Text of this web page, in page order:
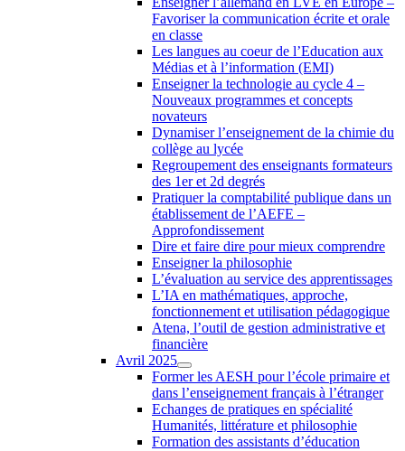
Favoriser la communication écrite et orale
en classe
Les langues au coeur de l’Education aux
Médias et à l’information (EMI)
Enseigner la technologie au cycle 4 –
Nouveaux programmes et concepts
novateurs
Dynamiser l’enseignement de la chimie du
collège au lycée
Regroupement des enseignants formateurs
des 1er et 2d degrés
Pratiquer la comptabilité publique dans un
établissement de l’AEFE –
Approfondissement
Dire et faire dire pour mieux comprendre
Enseigner la philosophie
L’évaluation au service des apprentissages
L’IA en mathématiques, approche,
fonctionnement et utilisation pédagogique
Atena, l’outil de gestion administrative et
financière
Avril 2025
Former les AESH pour l’école primaire et
dans l’enseignement français à l’étranger
Echanges de pratiques en spécialité
Humanités, littérature et philosophie
Formation des assistants d’éducation